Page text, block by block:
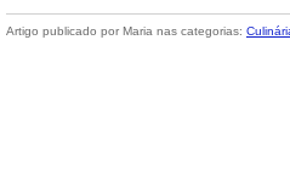
Artigo publicado por Maria nas categorias: